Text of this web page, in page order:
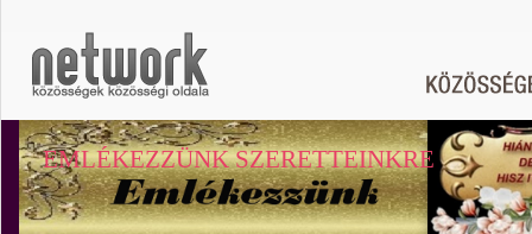
EMLÉKEZZÜNK SZERETTEINKRE